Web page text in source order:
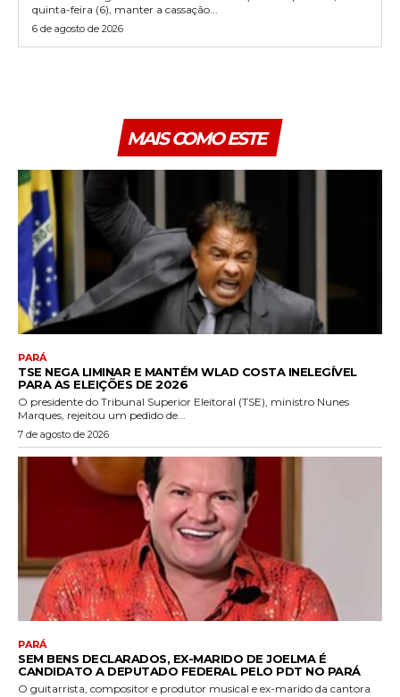
quinta-feira (6), manter a cassação...
6 de agosto de 2026
MAIS COMO ESTE
PARÁ
TSE NEGA LIMINAR E MANTÉM WLAD COSTA INELEGÍVEL
PARA AS ELEIÇÕES DE 2026
O presidente do Tribunal Superior Eleitoral (TSE), ministro Nunes
Marques, rejeitou um pedido de...
7 de agosto de 2026
PARÁ
SEM BENS DECLARADOS, EX-MARIDO DE JOELMA É
CANDIDATO A DEPUTADO FEDERAL PELO PDT NO PARÁ
O guitarrista, compositor e produtor musical e ex-marido da cantora